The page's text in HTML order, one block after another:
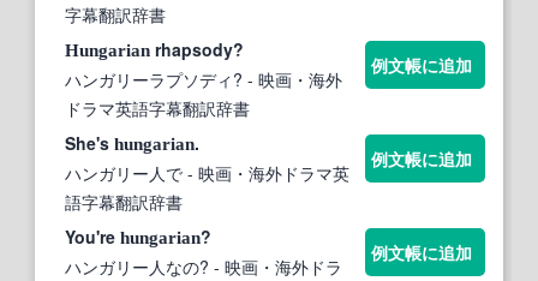
字幕翻訳辞書
Hungarian rhapsody?
ハンガリーラプソディ? - 映画・海外
ドラマ英語字幕翻訳辞書
例文帳に追加
She's hungarian.
ハンガリー人で - 映画・海外ドラマ英
語字幕翻訳辞書
例文帳に追加
You're hungarian?
ハンガリー人なの? - 映画・海外ドラ
例文帳に追加